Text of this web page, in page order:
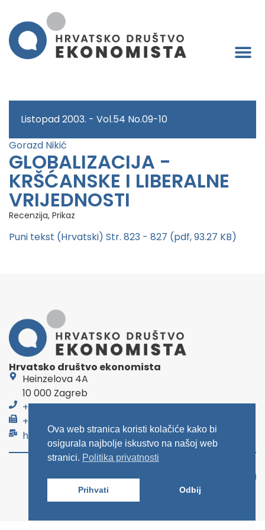
Ova web stranica koristi kolačiće kako bi
osigurala najbolje iskustvo na našoj web
stranici. Politika privatnosti
Prihvati Odbij
Listopad 2003. - Vol.54 No.09-10
Gorazd Nikić
GLOBALIZACIJA -
KRŠĆANSKE I LIBERALNE
VRIJEDNOSTI
Recenzija, Prikaz
Puni tekst (Hrvatski) Str. 823 - 827 (pdf, 93.27 KB)
Hrvatsko društvo ekonomista
Heinzelova 4A
10 000 Zagreb
+385 1 46 00 888
+385 1 46 50 366
hde@hde.hr